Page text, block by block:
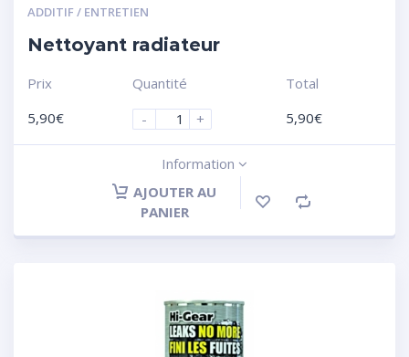
ADDITIF / ENTRETIEN
Nettoyant radiateur
Prix
5,90€
Quantité
-
+
Total
5,90€
Information
AJOUTER AU
PANIER